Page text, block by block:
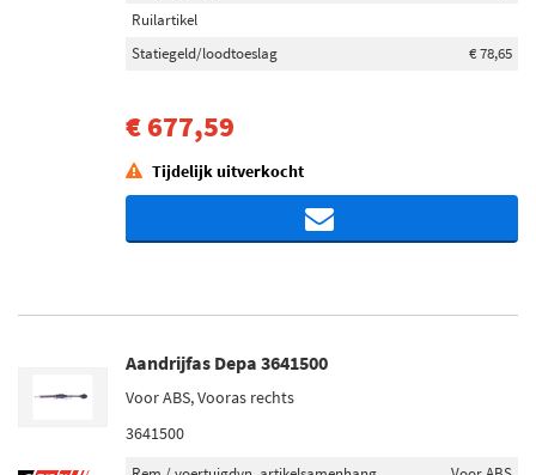
Ruilartikel
Statiegeld/loodtoeslag
€ 78,65
€ 677,59
Tijdelijk uitverkocht
Aandrijfas Depa 3641500
Voor ABS, Vooras rechts
3641500